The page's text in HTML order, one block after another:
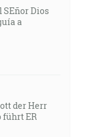
SEñor Dios
a
der Herr
führt ER